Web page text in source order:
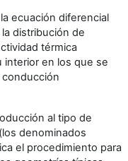
ecuación diferencial
distribución de
térmica
interior en los que se
al tipo de
denominados
el procedimiento para